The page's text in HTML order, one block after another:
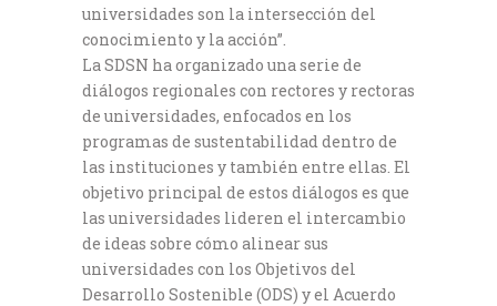
universidades son la intersección del
conocimiento y la acción”.
La SDSN ha organizado una serie de
diálogos regionales con rectores y rectoras
de universidades, enfocados en los
programas de sustentabilidad dentro de
las instituciones y también entre ellas. El
objetivo principal de estos diálogos es que
las universidades lideren el intercambio
de ideas sobre cómo alinear sus
universidades con los Objetivos del
Desarrollo Sostenible (ODS) y el Acuerdo